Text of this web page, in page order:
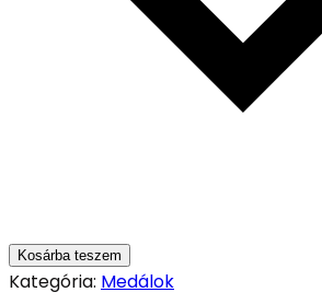
Kosárba teszem
Kategória: Medálok